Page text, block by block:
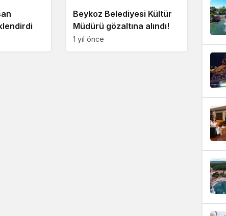
Beykoz Belediyesi Kültür
Müdürü gözaltına alındı!
1 yıl önce